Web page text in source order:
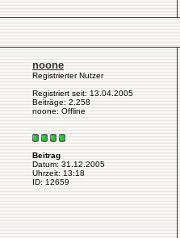
noone
Registrierter Nutzer
Registriert seit: 13.04.2005
Beiträge: 2.258
noone: Offline
Beitrag
Datum: 31.12.2005
Uhrzeit: 13:18
ID: 12659